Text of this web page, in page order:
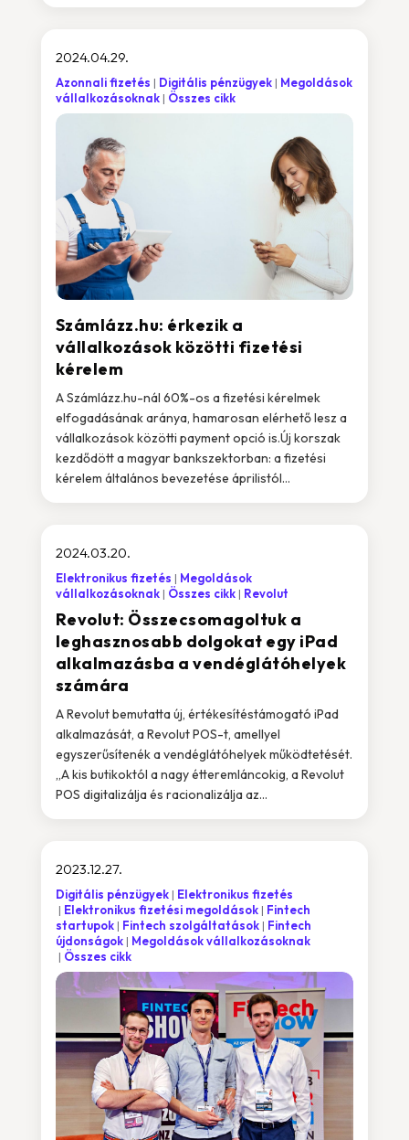
Számlázz.hu: érkezik a
vállalkozások közötti fizetési
kérelem
2024.04.29.
Azonnali fizetés Digitális pénzügyek
Megoldások
vállalkozásoknak
Összes cikk
A Számlázz.hu-nál 60%-os a fizetési kérelmek
elfogadásának aránya, hamarosan elérhető lesz a
vállalkozások közötti payment opció is.Új korszak
kezdődött a magyar bankszektorban: a fizetési
kérelem általános bevezetése áprilistól...
Revolut: Összecsomagoltuk a
leghasznosabb dolgokat egy iPad
alkalmazásba a vendéglátóhelyek
számára
2024.03.20.
Elektronikus fizetés
Megoldások
vállalkozásoknak
Összes cikk Revolut
A Revolut bemutatta új, értékesítéstámogató iPad
alkalmazását, a Revolut POS-t, amellyel
egyszerűsítenék a vendéglátóhelyek működtetését.
„A kis butikoktól a nagy étteremláncokig, a Revolut
POS digitalizálja és racionalizálja az...
2023.12.27.
Digitális pénzügyek
Elektronikus fizetés
Elektronikus fizetési megoldások
Fintech
startupok
Fintech szolgáltatások
Fintech
újdonságok
Megoldások vállalkozásoknak
Összes cikk